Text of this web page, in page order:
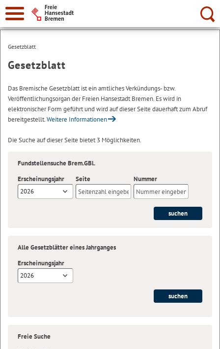
Suche:
Gesetzblatt
Gesetzblatt
Das Bremische Gesetzblatt ist ein amtliches Verkündungs- bzw.
Veröffentlichungsorgan der Freien Hansestadt Bremen. Es wird in
elektronischer Form geführt und wird auf dieser Seite dauerhaft zum Abruf
bereitgestellt.Weitere Informationen
Die Suche auf dieser Seite bietet 3 Möglichkeiten.
Fundstellensuche Brem.GBl.
Erscheinungsjahr
2026
Seite Nummer
Alle Gesetzblätter eines Jahrganges
Erscheinungsjahr
2026
Freie Suche